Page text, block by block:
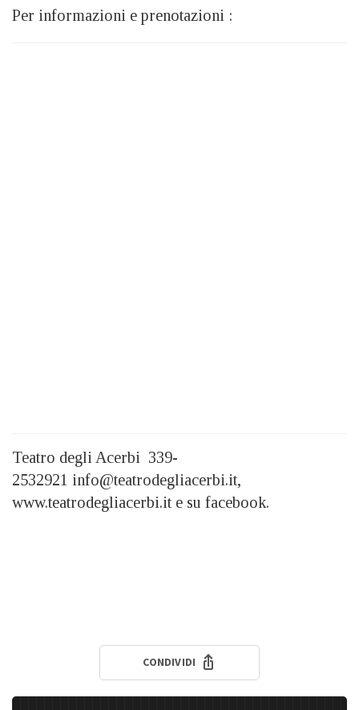
Per informazioni e prenotazioni :
Teatro degli Acerbi 339-
2532921 info@teatrodegliacerbi.it,
www.teatrodegliacerbi.it e su facebook.
CONDIVIDI